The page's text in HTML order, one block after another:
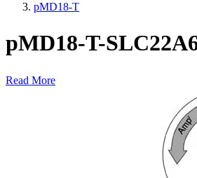
pMD18-T
pMD18-T-
Read More